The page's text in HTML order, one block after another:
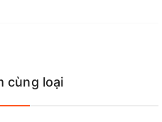
cùng loại